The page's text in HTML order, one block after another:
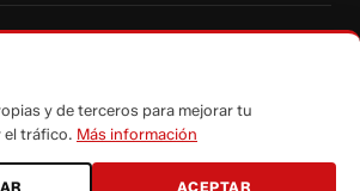
de todos los contenidos de Vistazo.com.
y de terceros para mejorar tu
el tráfico. Más información
ACEPTAR